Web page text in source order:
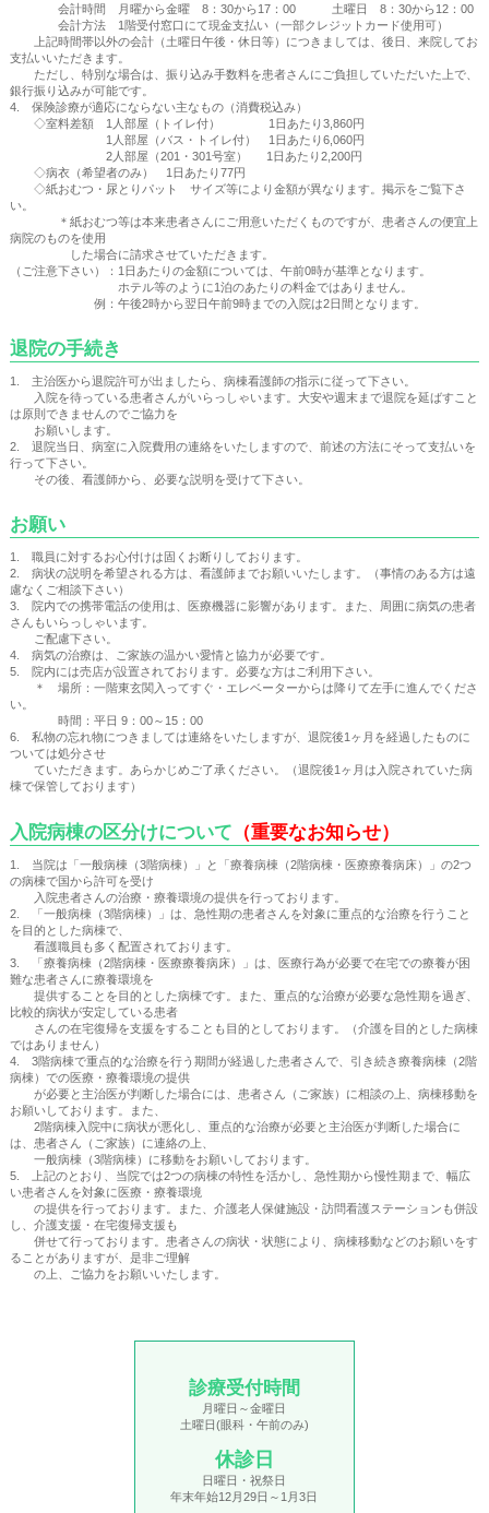
会計時間 月曜から金曜 8：30から17：00 土曜日 8：30から12：00
会計方法 1階受付窓口にて現金支払い（一部クレジットカード使用可）
上記時間帯以外の会計（土曜日午後・休日等）につきましては、後日、来院してお
支払いいただきます。
ただし、特別な場合は、振り込み手数料を患者さんにご負担していただいた上で、
銀行振り込みが可能です。
4. 保険診療が適応にならない主なもの（消費税込み）
◇室料差額 1人部屋（トイレ付） 1日あたり3,860円
1人部屋（バス・トイレ付） 1日あたり6,060円
2人部屋（201・301号室） 1日あたり2,200円
◇病衣（希望者のみ） 1日あたり77円
◇紙おむつ・尿とりパット サイズ等により金額が異なります。掲示をご覧下さ
い。
＊紙おむつ等は本来患者さんにご用意いただくものですが、患者さんの便宜上
病院のものを使用
した場合に請求させていただきます。
（ご注意下さい）：1日あたりの金額については、午前0時が基準となります。
ホテル等のように1泊のあたりの料金ではありません。
例：午後2時から翌日午前9時までの入院は2日間となります。
退院の手続き
1. 主治医から退院許可が出ましたら、病棟看護師の指示に従って下さい。
入院を待っている患者さんがいらっしゃいます。大安や週末まで退院を延ばすこと
は原則できませんのでご協力を
お願いします。
2. 退院当日、病室に入院費用の連絡をいたしますので、前述の方法にそって支払いを
行って下さい。
その後、看護師から、必要な説明を受けて下さい。
お願い
1. 職員に対するお心付けは固くお断りしております。
2. 病状の説明を希望される方は、看護師までお願いいたします。（事情のある方は遠
慮なくご相談下さい）
3. 院内での携帯電話の使用は、医療機器に影響があります。また、周囲に病気の患者
さんもいらっしゃいます。
ご配慮下さい。
4. 病気の治療は、ご家族の温かい愛情と協力が必要です。
5. 院内には売店が設置されております。必要な方はご利用下さい。
＊ 場所：一階東玄関入ってすぐ・エレベーターからは降りて左手に進んでくださ
い。
時間：平日 9：00～15：00
6. 私物の忘れ物につきましては連絡をいたしますが、退院後1ヶ月を経過したものに
ついては処分させ
ていただきます。あらかじめご了承ください。（退院後1ヶ月は入院されていた病
棟で保管しております）
入院病棟の区分けについて （重要なお知らせ）
1. 当院は「一般病棟（3階病棟）」と「療養病棟（2階病棟・医療療養病床）」の2つ
の病棟で国から許可を受け
入院患者さんの治療・療養環境の提供を行っております。
2. 「一般病棟（3階病棟）」は、急性期の患者さんを対象に重点的な治療を行うこと
を目的とした病棟で、
看護職員も多く配置されております。
3. 「療養病棟（2階病棟・医療療養病床）」は、医療行為が必要で在宅での療養が困
難な患者さんに療養環境を
提供することを目的とした病棟です。また、重点的な治療が必要な急性期を過ぎ、
比較的病状が安定している患者
さんの在宅復帰を支援をすることも目的としております。（介護を目的とした病棟
ではありません）
4. 3階病棟で重点的な治療を行う期間が経過した患者さんで、引き続き療養病棟（2階
病棟）での医療・療養環境の提供
が必要と主治医が判断した場合には、患者さん（ご家族）に相談の上、病棟移動を
お願いしております。また、
2階病棟入院中に病状が悪化し、重点的な治療が必要と主治医が判断した場合に
は、患者さん（ご家族）に連絡の上、
一般病棟（3階病棟）に移動をお願いしております。
5. 上記のとおり、当院では2つの病棟の特性を活かし、急性期から慢性期まで、幅広
い患者さんを対象に医療・療養環境
の提供を行っております。また、介護老人保健施設・訪問看護ステーションも併設
し、介護支援・在宅復帰支援も
併せて行っております。患者さんの病状・状態により、病棟移動などのお願いをす
ることがありますが、是非ご理解
の上、ご協力をお願いいたします。
診療受付時間
月曜日～金曜日
土曜日(眼科・午前のみ)
休診日
日曜日・祝祭日
年末年始12月29日～1月3日